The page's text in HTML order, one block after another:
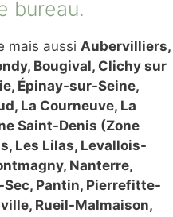
bureau.
mais aussi Aubervilliers,
Bougival, Clichy sur
Épinay-sur-Seine,
La Courneuve, La
Saint-Denis (Zone
Les Lilas, Levallois-
Nanterre,
Pantin, Pierrefitte-
Rueil-Malmaison,